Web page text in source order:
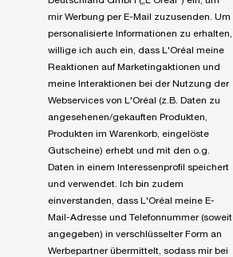
mir Werbung per E-Mail zuzusenden. Um
personalisierte Informationen zu erhalten,
willige ich auch ein, dass L'Oréal meine
Reaktionen auf Marketingaktionen und
meine Interaktionen bei der Nutzung der
Webservices von L'Oréal (z.B. Daten zu
angesehenen/gekauften Produkten,
Produkten im Warenkorb, eingelöste
Gutscheine) erhebt und mit den o.g.
Daten in einem Interessenprofil speichert
und verwendet. Ich bin zudem
einverstanden, dass L'Oréal meine E-
Mail-Adresse und Telefonnummer (soweit
angegeben) in verschlüsselter Form an
Werbepartner übermittelt, sodass mir bei